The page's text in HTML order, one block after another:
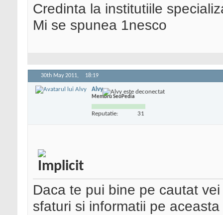
Credinta la institutiile
Mi se spunea 1nesco
30th May 2011, 18:19
Alvy
Membru SeoPedia
Reputatie: 31
Daca te pui bine pe cautat
sfaturi si informatii pe